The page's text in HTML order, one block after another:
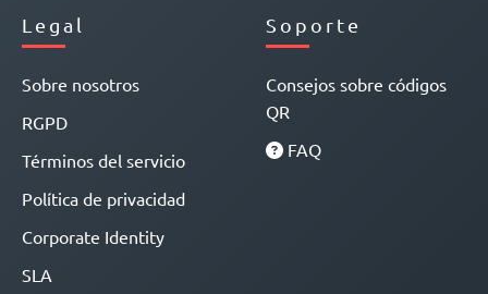
Legal
Sobre nosotros
RGPD
Términos del servicio
Política de privacidad
Corporate Identity
SLA
Soporte
Consejos sobre códigos
QR
FAQ